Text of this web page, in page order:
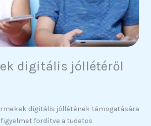
digitális jóllétéről
digitális jóllétének támogatására
fordítva a tudatos